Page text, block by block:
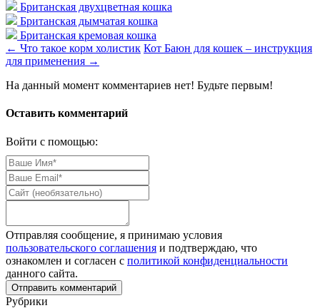
Британская двухцветная кошка
Британская дымчатая кошка
Британская кремовая кошка
← Что такое корм холистик Кот Баюн для кошек – инструкция
для применения →
На данный момент комментариев нет! Будьте первым!
Оставить комментарий
Войти с помощью:
Отправляя сообщение, я принимаю условия
пользовательского соглашения и подтверждаю, что
ознакомлен и согласен с политикой конфиденциальности
данного сайта.
Рубрики